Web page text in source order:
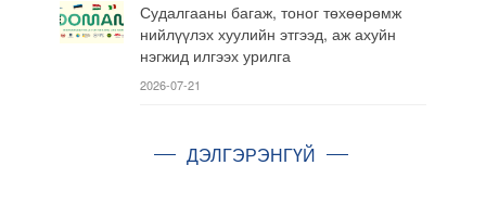
Судалгааны багаж, тоног төхөөрөмж
нийлүүлэх хуулийн этгээд, аж ахуйн
нэгжид илгээх урилга
2026-07-21
ДЭЛГЭРЭНГҮЙ